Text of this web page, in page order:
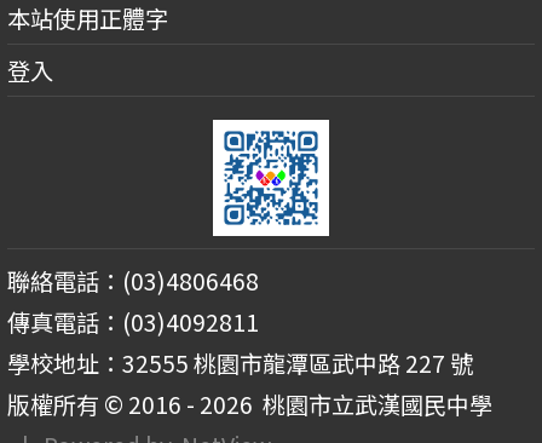
本站使用正體字
登入
聯絡電話：(03)4806468
傳真電話：(03)4092811
學校地址：32555 桃園市龍潭區武中路 227 號
版權所有 © 2016 - 2026 桃園市立武漢國民中學